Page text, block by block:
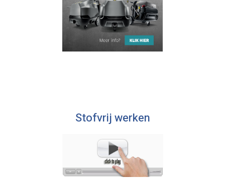
Stofvrij werken